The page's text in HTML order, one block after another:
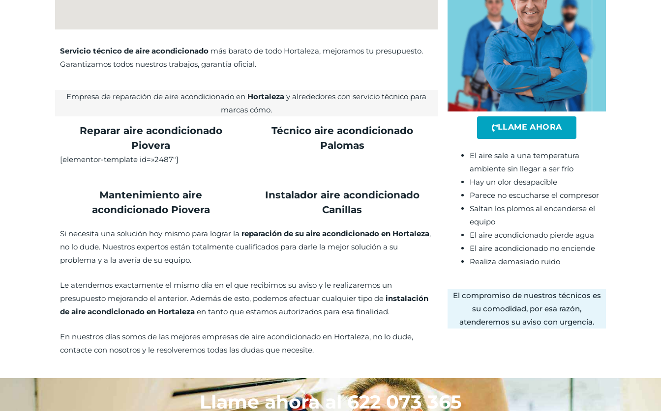
Servicio técnico de aire acondicionado más barato de todo Hortaleza, mejoramos tu presupuesto.
Garantizamos todos nuestros trabajos, garantía oficial.
Empresa de reparación de aire acondicionado en Hortaleza y alrededores con servicio técnico para
marcas cómo.
Reparar aire acondicionado
Piovera
Técnico aire acondicionado
Palomas
[elementor-template id=»2487″]
Mantenimiento aire
acondicionado Piovera
Instalador aire acondicionado
Canillas
Si necesita una solución hoy mismo para lograr la reparación de su aire acondicionado en Hortaleza,
no lo dude. Nuestros expertos están totalmente cualificados para darle la mejor solución a su
problema y a la avería de su equipo.
Le atendemos exactamente el mismo día en el que recibimos su aviso y le realizaremos un
presupuesto mejorando el anterior. Además de esto, podemos efectuar cualquier tipo de instalación
de aire acondicionado en Hortaleza en tanto que estamos autorizados para esa finalidad.
En nuestros días somos de las mejores empresas de aire acondicionado en Hortaleza, no lo dude,
contacte con nosotros y le resolveremos todas las dudas que necesite.
LLAME AHORA
El aire sale a una temperatura
ambiente sin llegar a ser frío
Hay un olor desapacible
Parece no escucharse el compresor
Saltan los plomos al encenderse el
equipo
El aire acondicionado pierde agua
El aire acondicionado no enciende
Realiza demasiado ruido
El compromiso de nuestros técnicos es
su comodidad, por esa razón,
atenderemos su aviso con urgencia.
Llame ahora al 622 073 365